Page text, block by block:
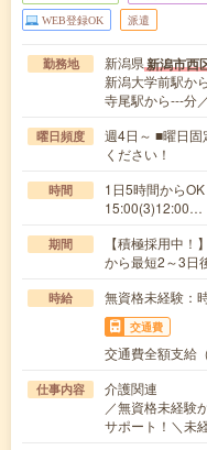
WEB登録OK 派遣
勤務地 新潟県新潟市西
新潟大学前駅か
寺尾駅から---分
曜日頻度
週4日～ ■曜日
ください！
時間
1日5時間から
15:00(3)12:00…
期間
【積極採用中
から最短2～3日
時給 無資格未経験
交通費
交通費全額支給
仕事内容
介護関連
／無資格未経験
サポート！＼未